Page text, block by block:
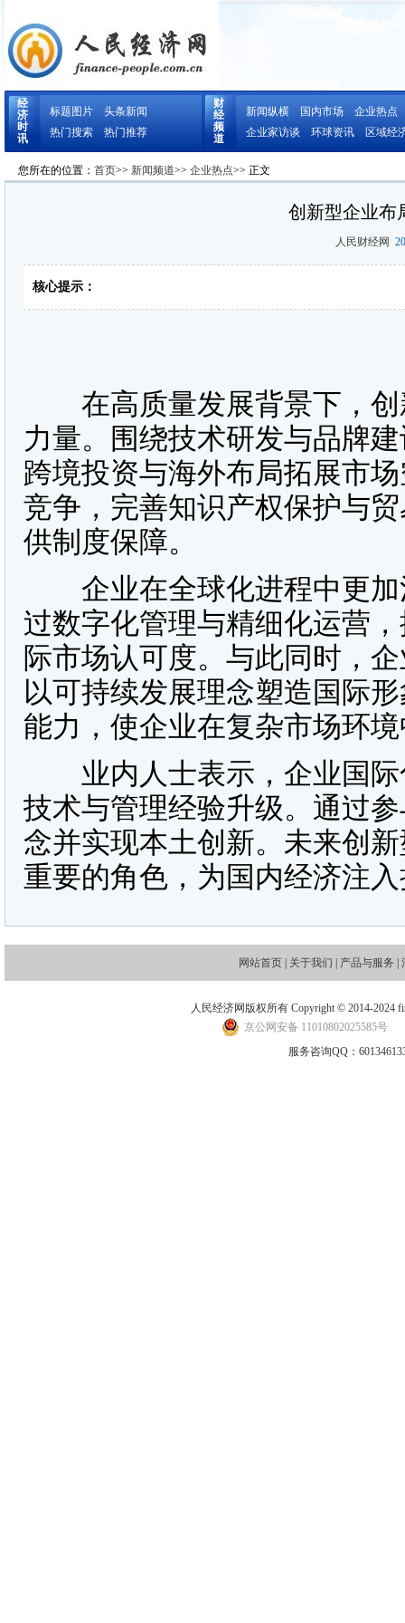
经
济
时
讯
标题图片
头条新闻
热门搜索
热门推荐
财
经
频
道
新闻纵横 国内市场
企业热点
企业家访谈
环球资讯 区域经
您所在的位置： 首页>> 新闻频道>> 企业热点>> 正文
创新型企业布
人民财经网
核心提示：
在高质量发展背景下，创
力量。围绕技术研发与品牌
跨境投资与海外布局拓展市
竞争，完善知识产权保护与
供制度保障。
企业在全球化进程中更加
过数字化管理与精细化运营
际市场认可度。与此同时，
以可持续发展理念塑造国际
能力，使企业在复杂市场环
业内人士表示，企业国际
技术与管理经验升级。通过
念并实现本土创新。未来创
重要的角色，为国内经济注
网站首页 关于我们 产品与服务
人民经济网版权所有 Copyright © 2014-2024
京公网安备 11010802025585号
服务咨询QQ：